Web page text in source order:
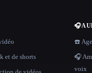
et de shorts
🎧
☎️
🎧
voix